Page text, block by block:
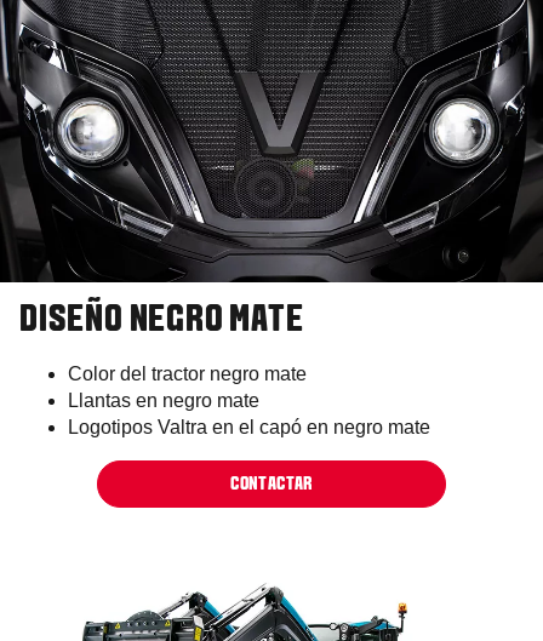
DISEÑO NEGRO MATE
Color del tractor negro mate
Llantas en negro mate
Logotipos Valtra en el capó en negro mate
CONTACTAR